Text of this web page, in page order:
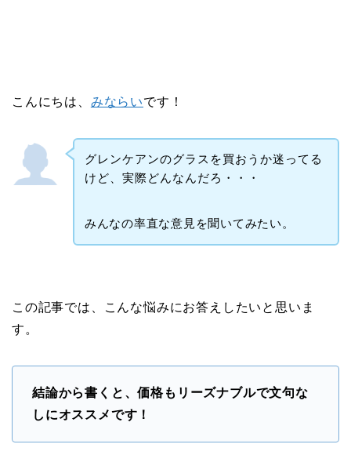
こんにちは、 みならいです！
グレンケアンのグラスを買おうか迷ってる
けど、実際どんなんだろ・・・
みんなの率直な意見を聞いてみたい。
この記事では、こんな悩みにお答えしたいと思いま
す。
結論から書くと、価格もリーズナブルで文句な
しにオススメです！